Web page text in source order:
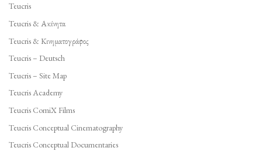
Teucris
Teucris & Ακίνητα
Teucris & Κινηματογράφος
Teucris – Deutsch
Teucris – Site Map
Teucris Academy
Teucris ComiX Films
Teucris Conceptual Cinematography
Teucris Conceptual Documentaries